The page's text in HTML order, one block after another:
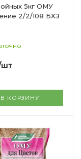
5кг ОМУ
2/2/108 БХЗ
В КОРЗИНУ